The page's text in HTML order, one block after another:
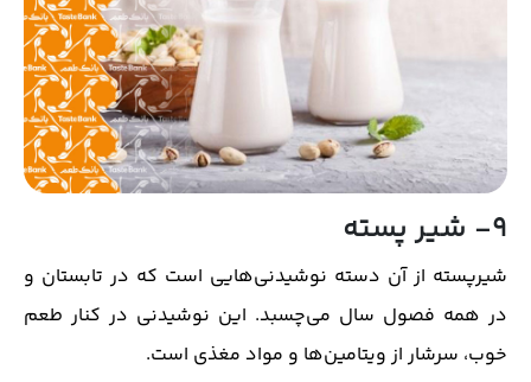
9- شیر پسته
شیرپسته از آن دسته نوشیدنی‌هایی است که در تابستان و
در همه فصول سال می‌چسبد. این نوشیدنی در کنار طعم
خوب، سرشار از ویتامین‌ها و مواد مغذی است.